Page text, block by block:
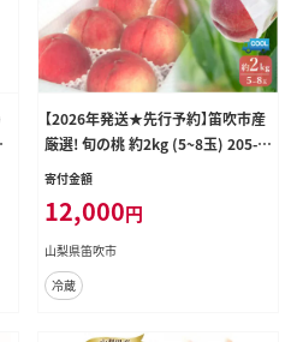
【2026年発送★先行予約】笛吹市産
厳選! 旬の桃 約2kg (5~8玉) 205-0
01-26y
寄付金額
12,000円
山梨県笛吹市
冷蔵